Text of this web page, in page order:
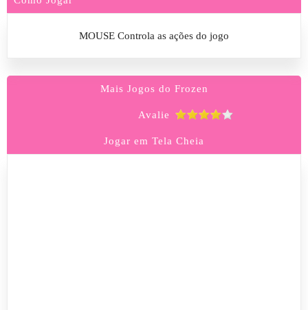
MOUSE Controla as ações do jogo
Mais Jogos do Frozen
Avalie
Jogar em Tela Cheia